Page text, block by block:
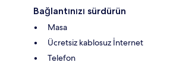
Bağlantınızı sürdürün
Masa
Ücretsiz kablosuz İnternet
Telefon